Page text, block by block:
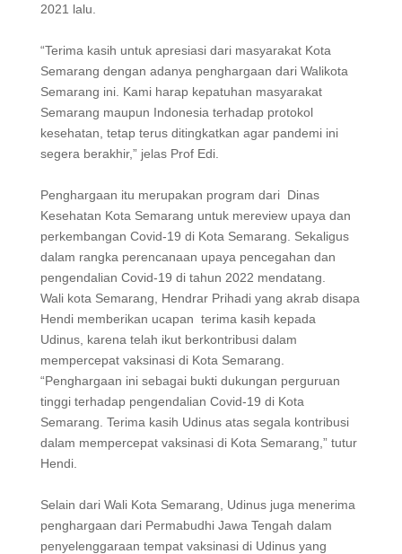
2021 lalu.
“Terima kasih untuk apresiasi dari masyarakat Kota
Semarang dengan adanya penghargaan dari Walikota
Semarang ini. Kami harap kepatuhan masyarakat
Semarang maupun Indonesia terhadap protokol
kesehatan, tetap terus ditingkatkan agar pandemi ini
segera berakhir,” jelas Prof Edi.
Penghargaan itu merupakan program dari Dinas
Kesehatan Kota Semarang untuk mereview upaya dan
perkembangan Covid-19 di Kota Semarang. Sekaligus
dalam rangka perencanaan upaya pencegahan dan
pengendalian Covid-19 di tahun 2022 mendatang.
Wali kota Semarang, Hendrar Prihadi yang akrab disapa
Hendi memberikan ucapan terima kasih kepada
Udinus, karena telah ikut berkontribusi dalam
mempercepat vaksinasi di Kota Semarang.
“Penghargaan ini sebagai bukti dukungan perguruan
tinggi terhadap pengendalian Covid-19 di Kota
Semarang. Terima kasih Udinus atas segala kontribusi
dalam mempercepat vaksinasi di Kota Semarang,” tutur
Hendi.
Selain dari Wali Kota Semarang, Udinus juga menerima
penghargaan dari Permabudhi Jawa Tengah dalam
penyelenggaraan tempat vaksinasi di Udinus yang